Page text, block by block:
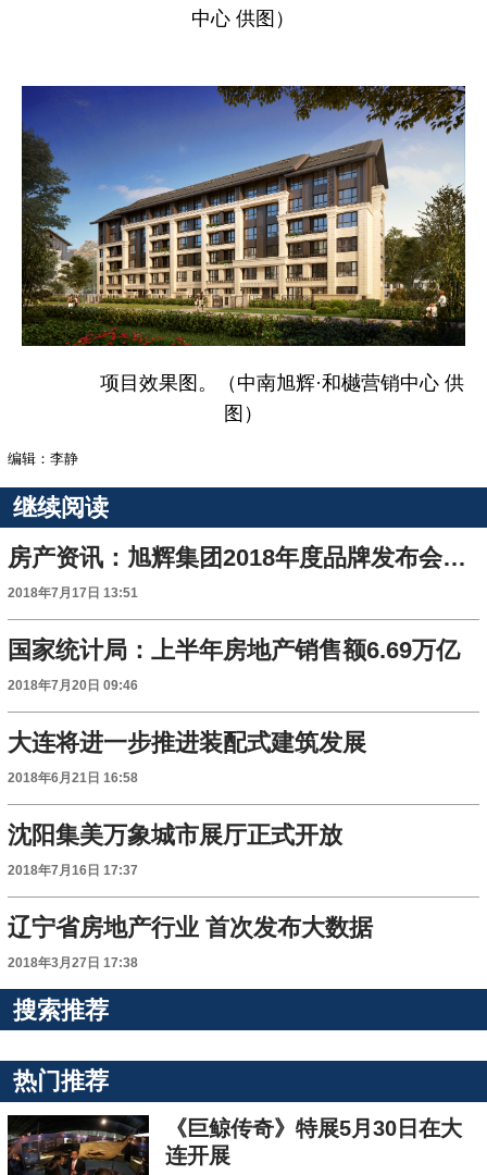
中心 供图）
项目效果图。（中南旭辉·和樾营销中心 供
图）
编辑：李静
继续阅读
房产资讯：旭辉集团2018年度品牌发布会盛大启幕
2018年7月17日 13:51
国家统计局：上半年房地产销售额6.69万亿
2018年7月20日 09:46
大连将进一步推进装配式建筑发展
2018年6月21日 16:58
沈阳集美万象城市展厅正式开放
2018年7月16日 17:37
辽宁省房地产行业 首次发布大数据
2018年3月27日 17:38
搜索推荐
热门推荐
《巨鲸传奇》特展5月30日在大
连开展